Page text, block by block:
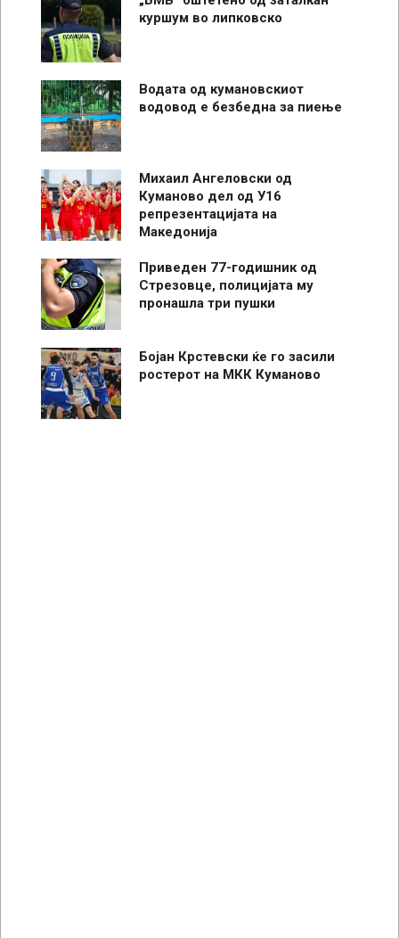
куршум во липковско
Водата од кумановскиот
водовод е безбедна за пиење
Михаил Ангеловски од
Куманово дел од У16
репрезентацијата на
Македонија
Приведен 77-годишник од
Стрезовце, полицијата му
пронашла три пушки
Бојан Крстевски ќе го засили
ростерот на МКК Куманово